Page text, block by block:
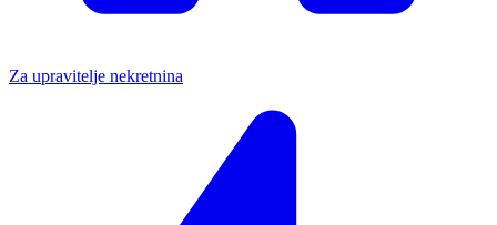
Za upravitelje nekretnina